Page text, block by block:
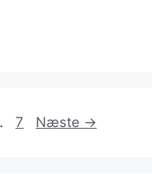
Side
7 Næste →